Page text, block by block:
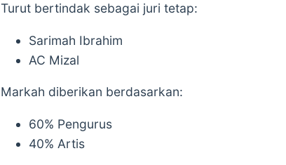
Turut bertindak sebagai juri tetap:
Sarimah Ibrahim
AC Mizal
Markah diberikan berdasarkan:
60% Pengurus
40% Artis